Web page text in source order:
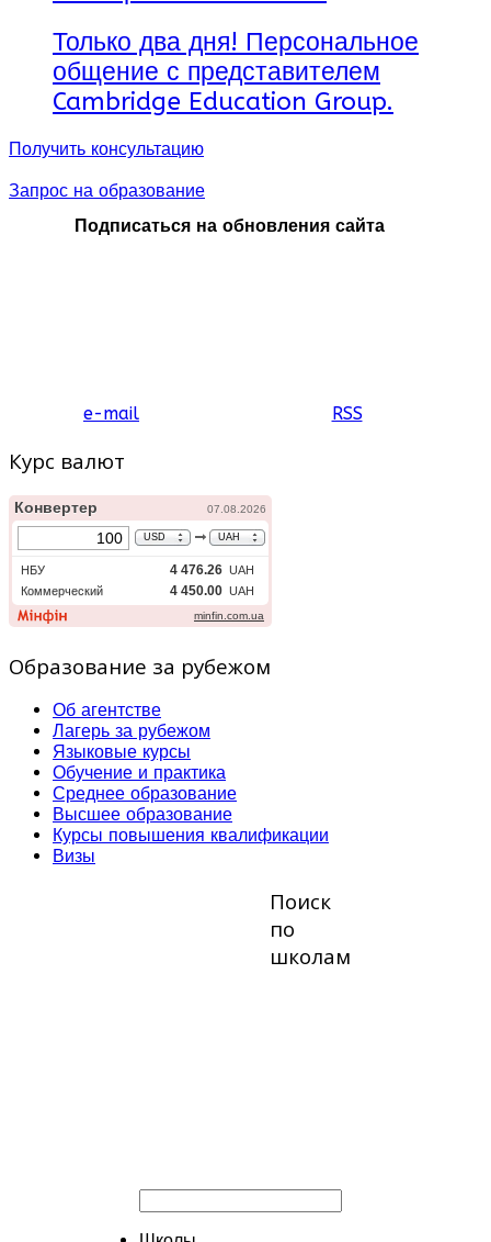
Только два дня! Персональное
общение с представителем
Cambridge Education Group.
Получить консультацию
Запрос на образование
Подписаться на обновления сайта
e-mail RSS
Курс валют
Образование за рубежом
Об агентстве
Лагерь за рубежом
Языковые курсы
Обучение и практика
Среднее образование
Высшее образование
Курсы повышения квалификации
Визы
Поиск
по
школам